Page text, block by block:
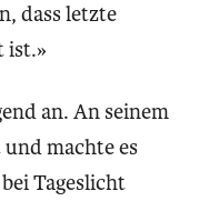
dass letzte
ist.»
an. An seinem
machte es
Tageslicht